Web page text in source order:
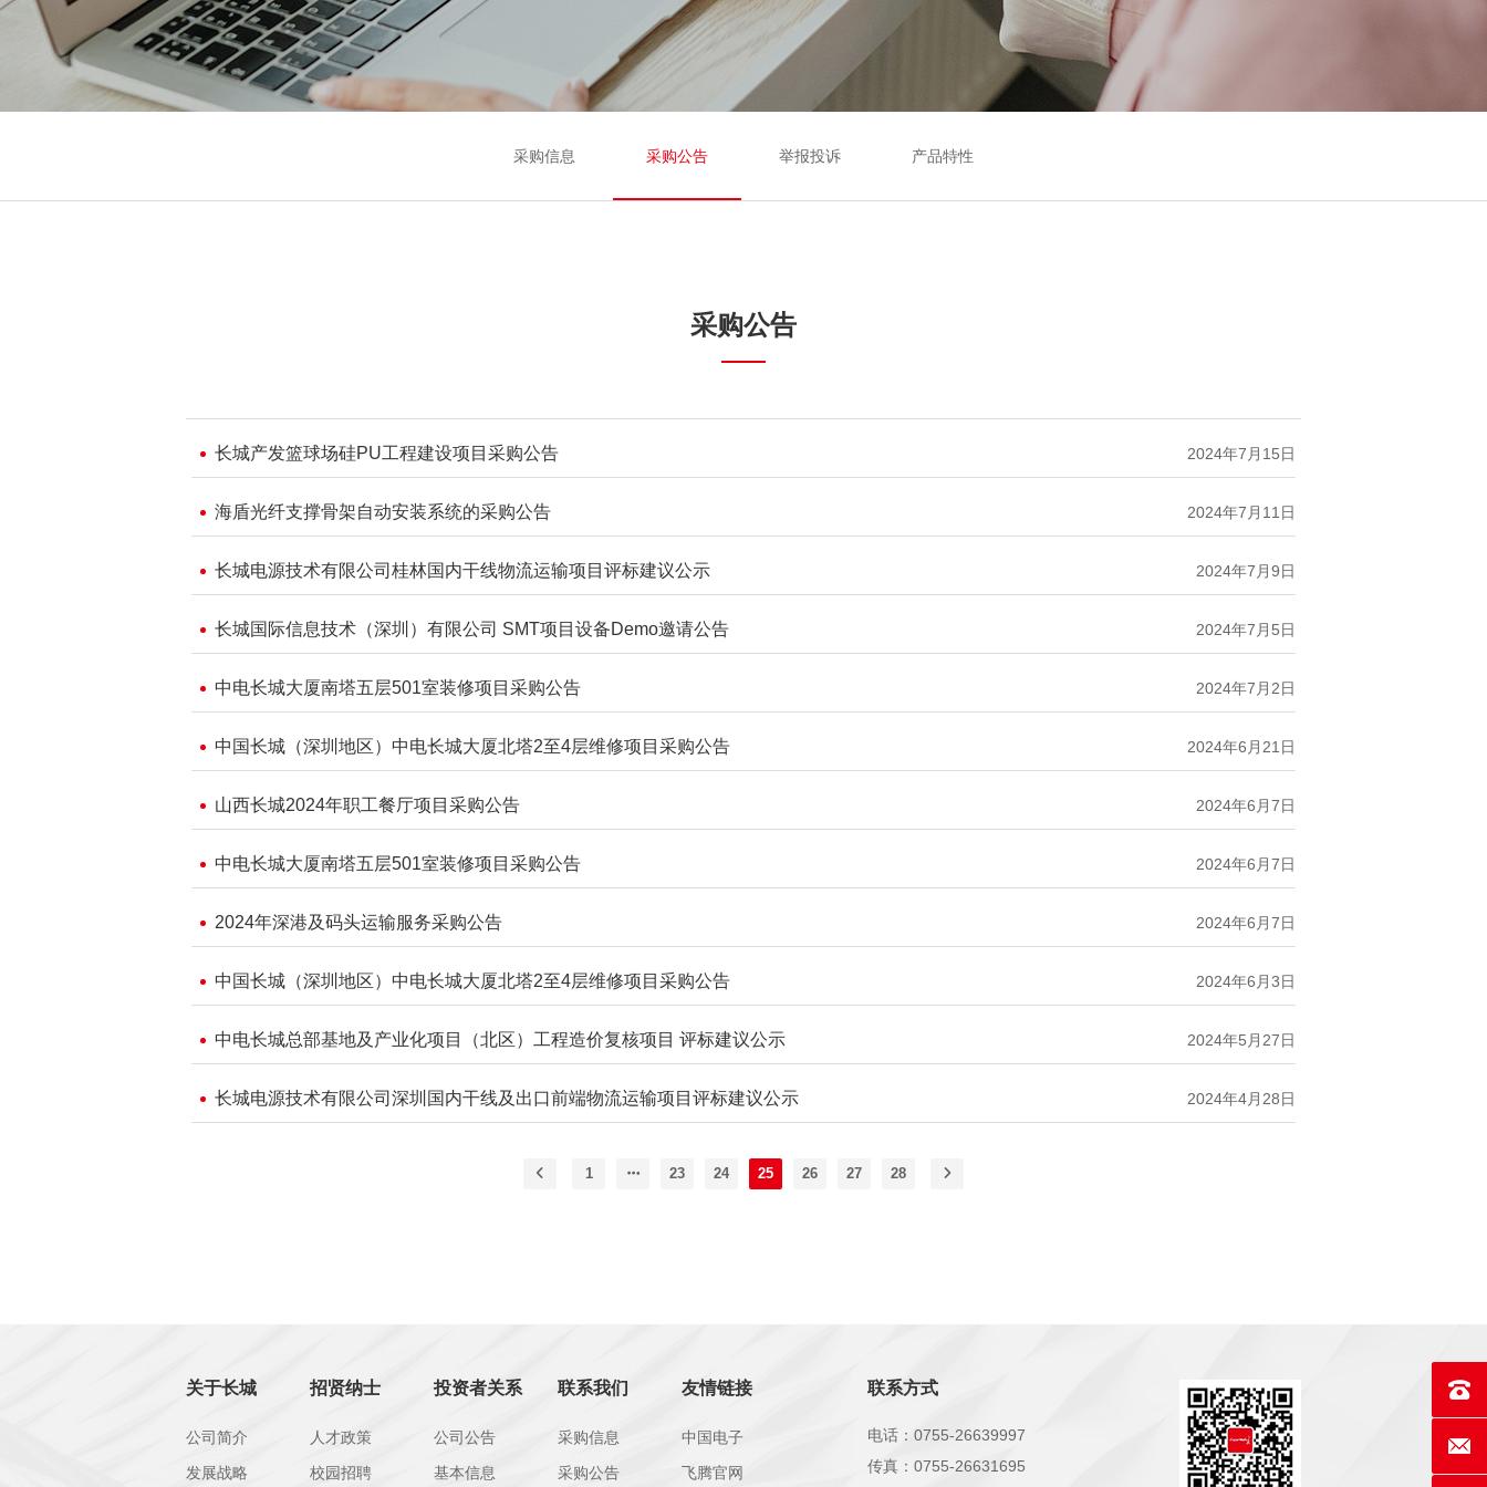
采购信息 采购公告 举报投诉 产品特性
采购公告
长城产发篮球场硅PU工程建设项目采购公告 2024年7月15日
海盾光纤支撑骨架自动安装系统的采购公告 2024年7月11日
长城电源技术有限公司桂林国内干线物流运输项目评标建议公示 2024年7月9日
长城国际信息技术（深圳）有限公司 SMT项目设备Demo邀请公告 2024年7月5日
中电长城大厦南塔五层501室装修项目采购公告 2024年7月2日
中国长城（深圳地区）中电长城大厦北塔2至4层维修项目采购公告 2024年6月21日
山西长城2024年职工餐厅项目采购公告 2024年6月7日
中电长城大厦南塔五层501室装修项目采购公告 2024年6月7日
2024年深港及码头运输服务采购公告 2024年6月7日
中国长城（深圳地区）中电长城大厦北塔2至4层维修项目采购公告 2024年6月3日
中电长城总部基地及产业化项目（北区）工程造价复核项目 评标建议公示 2024年5月27日
长城电源技术有限公司深圳国内干线及出口前端物流运输项目评标建议公示 2024年4月28日
1 23 24 25 26 27 28
关于长城
公司简介
发展战略
招贤纳士
人才政策
校园招聘
投资者关系
公司公告
基本信息
联系我们
采购信息
采购公告
友情链接
中国电子
飞腾官网
联系方式
电话：0755-26639997
传真：0755-26631695
联系
E-